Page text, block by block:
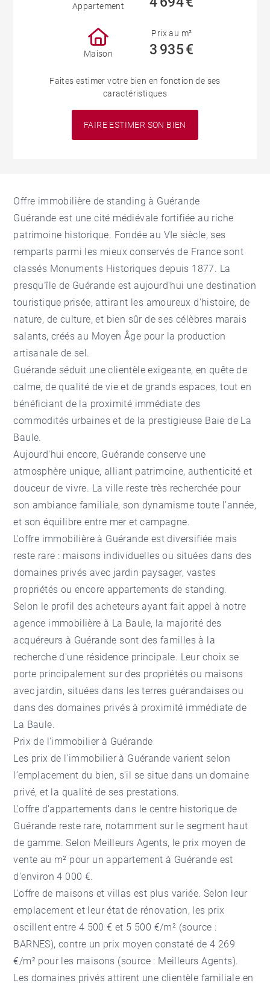
Appartement
Maison
Prix au m²
3 935 €
Faites estimer votre bien en fonction de ses
caractéristiques
FAIRE ESTIMER SON BIEN
Offre immobilière de standing à Guérande
Guérande est une cité médiévale fortifiée au riche
patrimoine historique. Fondée au VIe siècle, ses
remparts parmi les mieux conservés de France sont
classés Monuments Historiques depuis 1877. La
presqu’île de Guérande est aujourd'hui une destination
touristique prisée, attirant les amoureux d'histoire, de
nature, de culture, et bien sûr de ses célèbres marais
salants, créés au Moyen Âge pour la production
artisanale de sel.
Guérande séduit une clientèle exigeante, en quête de
calme, de qualité de vie et de grands espaces, tout en
bénéficiant de la proximité immédiate des
commodités urbaines et de la prestigieuse Baie de La
Baule.
Aujourd'hui encore, Guérande conserve une
atmosphère unique, alliant patrimoine, authenticité et
douceur de vivre. La ville reste très recherchée pour
son ambiance familiale, son dynamisme toute l’année,
et son équilibre entre mer et campagne.
L'offre immobilière à Guérande est diversifiée mais
reste rare : maisons individuelles ou situées dans des
domaines privés avec jardin paysager, vastes
propriétés ou encore appartements de standing.
Selon le profil des acheteurs ayant fait appel à notre
agence immobilière à La Baule, la majorité des
acquéreurs à Guérande sont des familles à la
recherche d'une résidence principale. Leur choix se
porte principalement sur des propriétés ou maisons
avec jardin, situées dans les terres guérandaises ou
dans des domaines privés à proximité immédiate de
La Baule.
Prix de l’immobilier à Guérande
Les prix de l'immobilier à Guérande varient selon
l’emplacement du bien, s'il se situe dans un domaine
privé, et la qualité de ses prestations.
L'offre d'appartements dans le centre historique de
Guérande reste rare, notamment sur le segment haut
de gamme. Selon Meilleurs Agents, le prix moyen de
vente au m² pour un appartement à Guérande est
d'environ 4 000 €.
L'offre de maisons et villas est plus variée. Selon leur
emplacement et leur état de rénovation, les prix
oscillent entre 4 500 € et 5 500 €/m² (source :
BARNES), contre un prix moyen constaté de 4 269
€/m² pour les maisons (source : Meilleurs Agents).
Les domaines privés attirent une clientèle familiale en